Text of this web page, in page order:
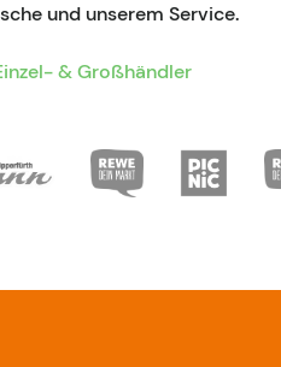
und unserem Service.
& Großhändler